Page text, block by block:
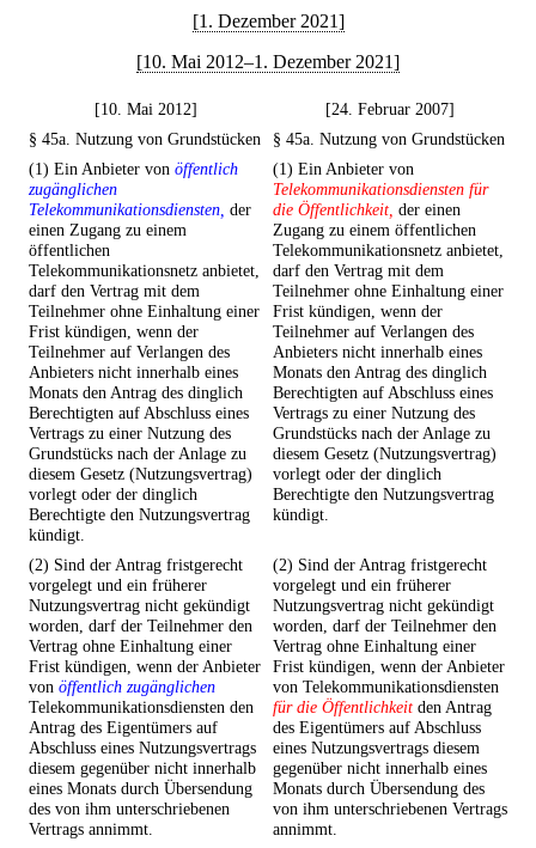
[1. Dezember 2021]
[10. Mai 2012–1. Dezember 2021]
[10. Mai 2012]
[24. Februar 2007]
§ 45a. Nutzung von Grundstücken
§ 45a. Nutzung von Grundstücken
(1) Ein Anbieter von öffentlich
zugänglichen
Telekommunikationsdiensten, der
einen Zugang zu einem
öffentlichen
Telekommunikationsnetz anbietet,
darf den Vertrag mit dem
Teilnehmer ohne Einhaltung einer
Frist kündigen, wenn der
Teilnehmer auf Verlangen des
Anbieters nicht innerhalb eines
Monats den Antrag des dinglich
Berechtigten auf Abschluss eines
Vertrags zu einer Nutzung des
Grundstücks nach der Anlage zu
diesem Gesetz (Nutzungsvertrag)
vorlegt oder der dinglich
Berechtigte den Nutzungsvertrag
kündigt.
(1) Ein Anbieter von
Telekommunikationsdiensten für
die Öffentlichkeit, der einen
Zugang zu einem öffentlichen
Telekommunikationsnetz anbietet,
darf den Vertrag mit dem
Teilnehmer ohne Einhaltung einer
Frist kündigen, wenn der
Teilnehmer auf Verlangen des
Anbieters nicht innerhalb eines
Monats den Antrag des dinglich
Berechtigten auf Abschluss eines
Vertrags zu einer Nutzung des
Grundstücks nach der Anlage zu
diesem Gesetz (Nutzungsvertrag)
vorlegt oder der dinglich
Berechtigte den Nutzungsvertrag
kündigt.
(2) Sind der Antrag fristgerecht
vorgelegt und ein früherer
Nutzungsvertrag nicht gekündigt
worden, darf der Teilnehmer den
Vertrag ohne Einhaltung einer
Frist kündigen, wenn der Anbieter
von öffentlich zugänglichen
Telekommunikationsdiensten den
Antrag des Eigentümers auf
Abschluss eines Nutzungsvertrags
diesem gegenüber nicht innerhalb
eines Monats durch Übersendung
des von ihm unterschriebenen
Vertrags annimmt.
(2) Sind der Antrag fristgerecht
vorgelegt und ein früherer
Nutzungsvertrag nicht gekündigt
worden, darf der Teilnehmer den
Vertrag ohne Einhaltung einer
Frist kündigen, wenn der Anbieter
von Telekommunikationsdiensten
für die Öffentlichkeit den Antrag
des Eigentümers auf Abschluss
eines Nutzungsvertrags diesem
gegenüber nicht innerhalb eines
Monats durch Übersendung des
von ihm unterschriebenen Vertrags
annimmt.